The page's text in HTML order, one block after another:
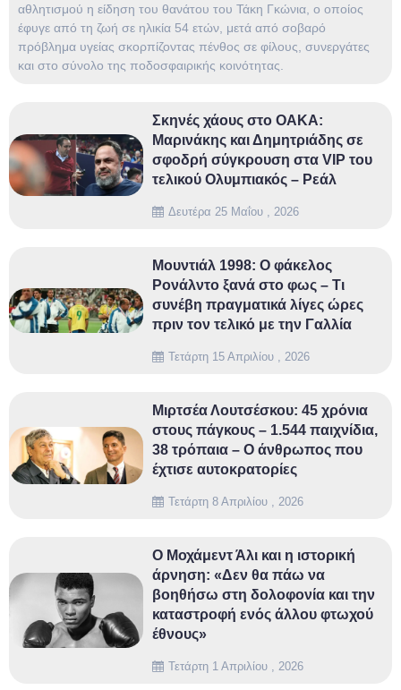
αθλητισμού η είδηση του θανάτου του Τάκη Γκώνια, ο οποίος
έφυγε από τη ζωή σε ηλικία 54 ετών, μετά από σοβαρό
πρόβλημα υγείας σκορπίζοντας πένθος σε φίλους, συνεργάτες
και στο σύνολο της ποδοσφαιρικής κοινότητας.
Δευτέρα 25 Μαΐου , 2026
Σκηνές χάους στο ΟΑΚΑ:
Μαρινάκης και Δημητριάδης σε
σφοδρή σύγκρουση στα VIP του
τελικού Ολυμπιακός – Ρεάλ
Τετάρτη 15 Απριλίου , 2026
Μουντιάλ 1998: Ο φάκελος
Ρονάλντο ξανά στο φως – Τι
συνέβη πραγματικά λίγες ώρες
πριν τον τελικό με την Γαλλία
Τετάρτη 8 Απριλίου , 2026
Μιρτσέα Λουτσέσκου: 45 χρόνια
στους πάγκους – 1.544 παιχνίδια,
38 τρόπαια – Ο άνθρωπος που
έχτισε αυτοκρατορίες
Τετάρτη 1 Απριλίου , 2026
Ο Μοχάμεντ Άλι και η ιστορική
άρνηση: «Δεν θα πάω να
βοηθήσω στη δολοφονία και την
καταστροφή ενός άλλου φτωχού
έθνους»